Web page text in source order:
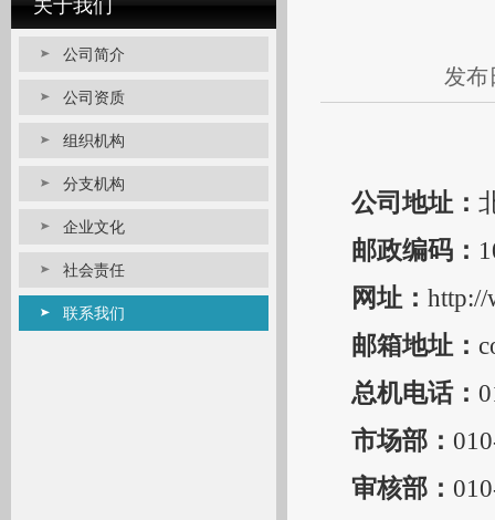
关于我们
公司简介
公司资质
组织机构
分支机构
企业文化
社会责任
联系我们
发布
公司地址：
邮政编码：
网址： http://
邮箱地址：
总机电话：
市场部：
审核部：